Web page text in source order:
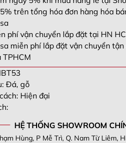
trên tổng hóa đơn hàng hóa
phí vận chuyển lắp đặt tại HN
miễn phí lắp đặt vận chuyển
TPHCM
Đá, gỗ
Hiện đại
HỆ THỐNG SHOWROOM
Hùng, P Mễ Trì, Q. Nam Từ Liêm,